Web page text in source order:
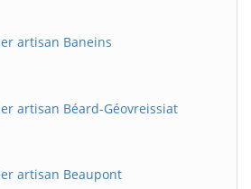
artisan Baneins
artisan Béard-Géovreissiat
artisan Beaupont